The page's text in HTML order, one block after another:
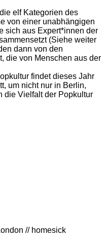
elf Kategorien des
von einer unabhängigen
sich aus Expert*innen der
(Siehe weiter
dann von den
die von Menschen aus der
findet dieses Jahr
um nicht nur in Berlin,
die Vielfalt der Popkultur
// homesick